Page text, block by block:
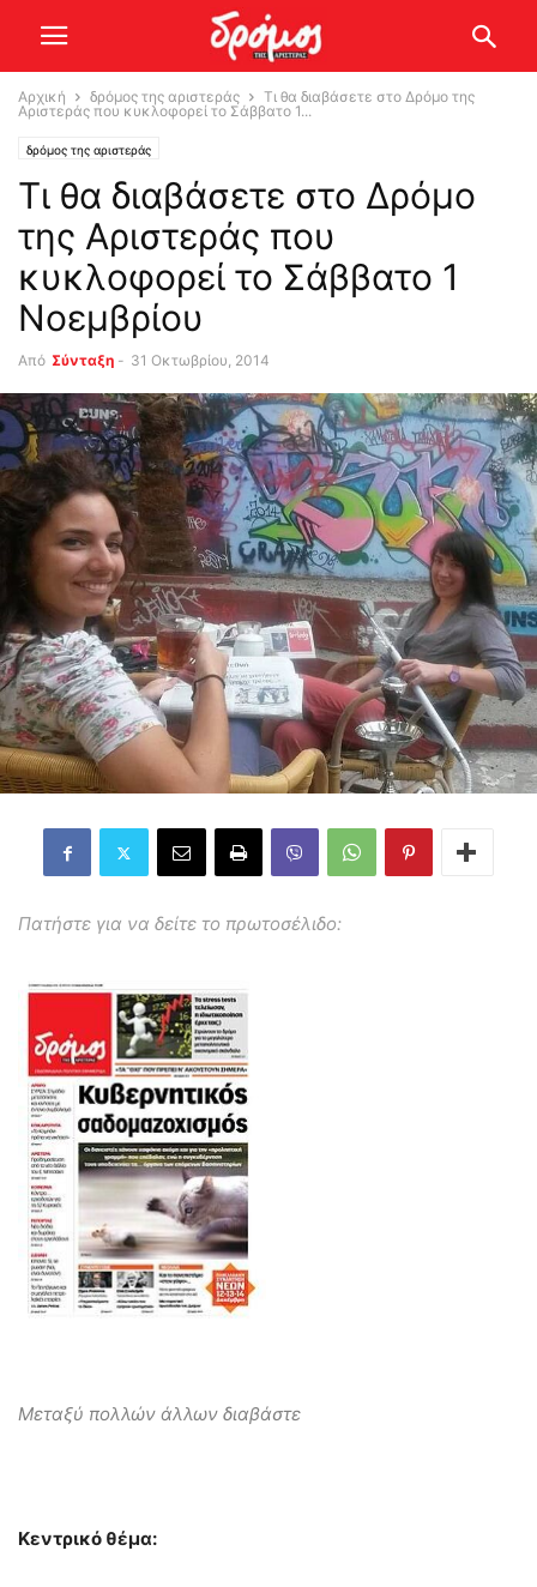
Αρχική δρόμος της αριστεράς
Τι θα διαβάσετε στο Δρόμο της
Αριστεράς που κυκλοφορεί το Σάββατο 1...
δρόμος της αριστεράς
Τι θα διαβάσετε στο Δρόμο
της Αριστεράς που
κυκλοφορεί το Σάββατο 1
Νοεμβρίου
Από Σύνταξη - 31 Οκτωβρίου, 2014
Πατήστε για να δείτε το πρωτοσέλιδο:
Μεταξύ πολλών άλλων διαβάστε
Κεντρικό θέμα: